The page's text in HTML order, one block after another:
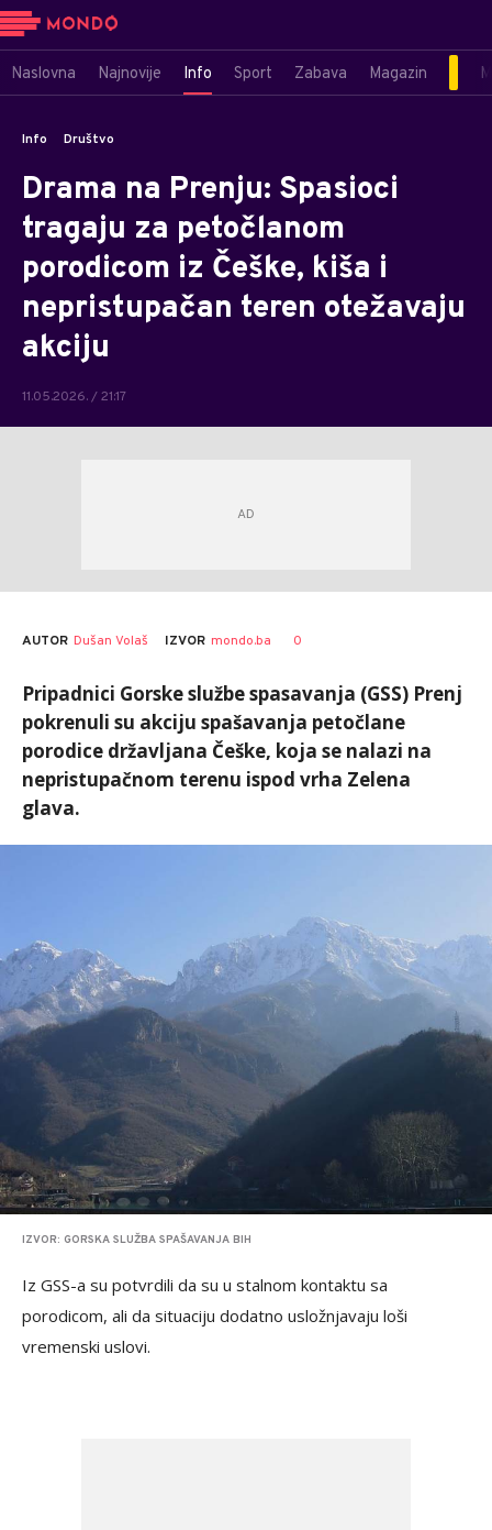
Naslovna Najnovije Info Sport Zabava Magazin
Info Društvo
Drama na Prenju: Spasioci
tragaju za petočlanom
porodicom iz Češke, kiša i
nepristupačan teren otežavaju
akciju
11.05.2026. / 21:17
AUTOR Dušan Volaš IZVOR mondo.ba 0
Pripadnici Gorske službe spasavanja (GSS) Prenj
pokrenuli su akciju spašavanja petočlane
porodice državljana Češke, koja se nalazi na
nepristupačnom terenu ispod vrha Zelena
glava.
IZVOR: GORSKA SLUŽBA SPAŠAVANJA BIH
Iz GSS-a su potvrdili da su u stalnom kontaktu sa
porodicom, ali da situaciju dodatno usložnjavaju loši
vremenski uslovi.